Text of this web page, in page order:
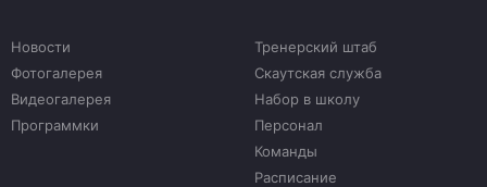
Новости
Фотогалерея
Видеогалерея
Программки
Тренерский штаб
Скаутская служба
Набор в школу
Персонал
Команды
Расписание